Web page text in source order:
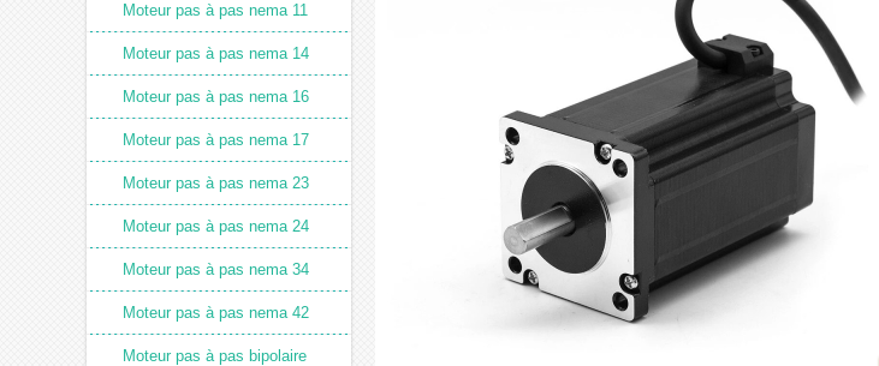
Moteur pas à pas nema 11
Moteur pas à pas nema 14
Moteur pas à pas nema 16
Moteur pas à pas nema 17
Moteur pas à pas nema 23
Moteur pas à pas nema 24
Moteur pas à pas nema 34
Moteur pas à pas nema 42
Moteur pas à pas bipolaire